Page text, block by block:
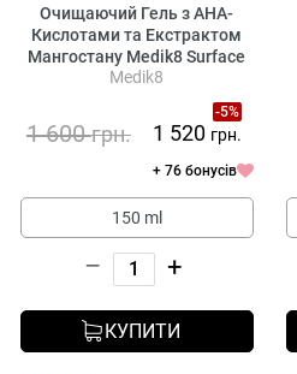
Очищаючий Гель з АНА-
Кислотами та Екстрактом
Мангостану Medik8 Surface
Radiance Cleanse
Medik8
-5%
1 600грн. 1 520 грн.
+ 76 бонусів
150 ml
– +
КУПИТИ